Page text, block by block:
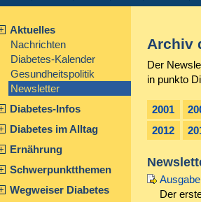
Aktuelles
Nachrichten
Diabetes-Kalender
Gesundheitspolitik
Newsletter
Diabetes-Infos
Diabetes im Alltag
Ernährung
Schwerpunktthemen
Wegweiser Diabetes
Archiv
Der
in punkto
2001
2012
Der